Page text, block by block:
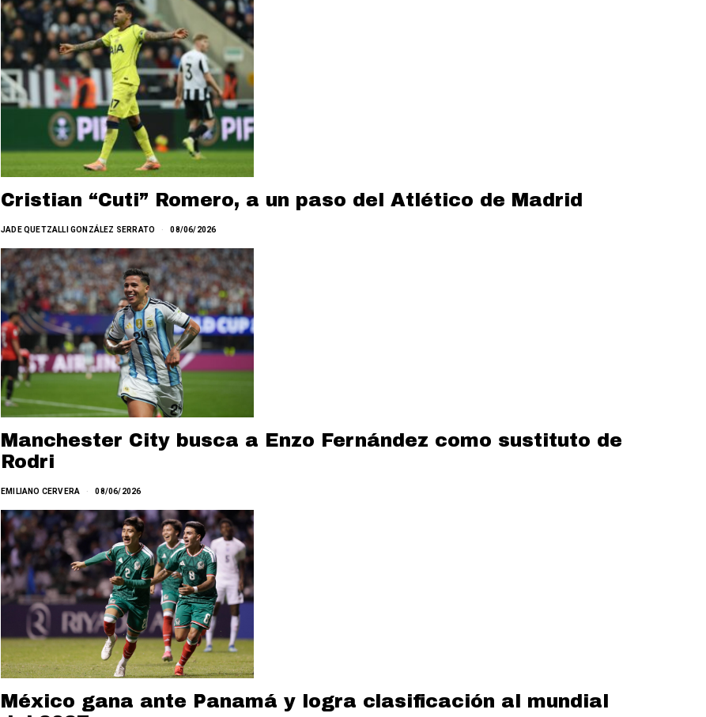
Cristian “Cuti” Romero, a un paso del Atlético de Madrid
JADE QUETZALLI GONZÁLEZ SERRATO 08/06/2026
Manchester City busca a Enzo Fernández como sustituto de
Rodri
EMILIANO CERVERA 08/06/2026
México gana ante Panamá y logra clasificación al mundial